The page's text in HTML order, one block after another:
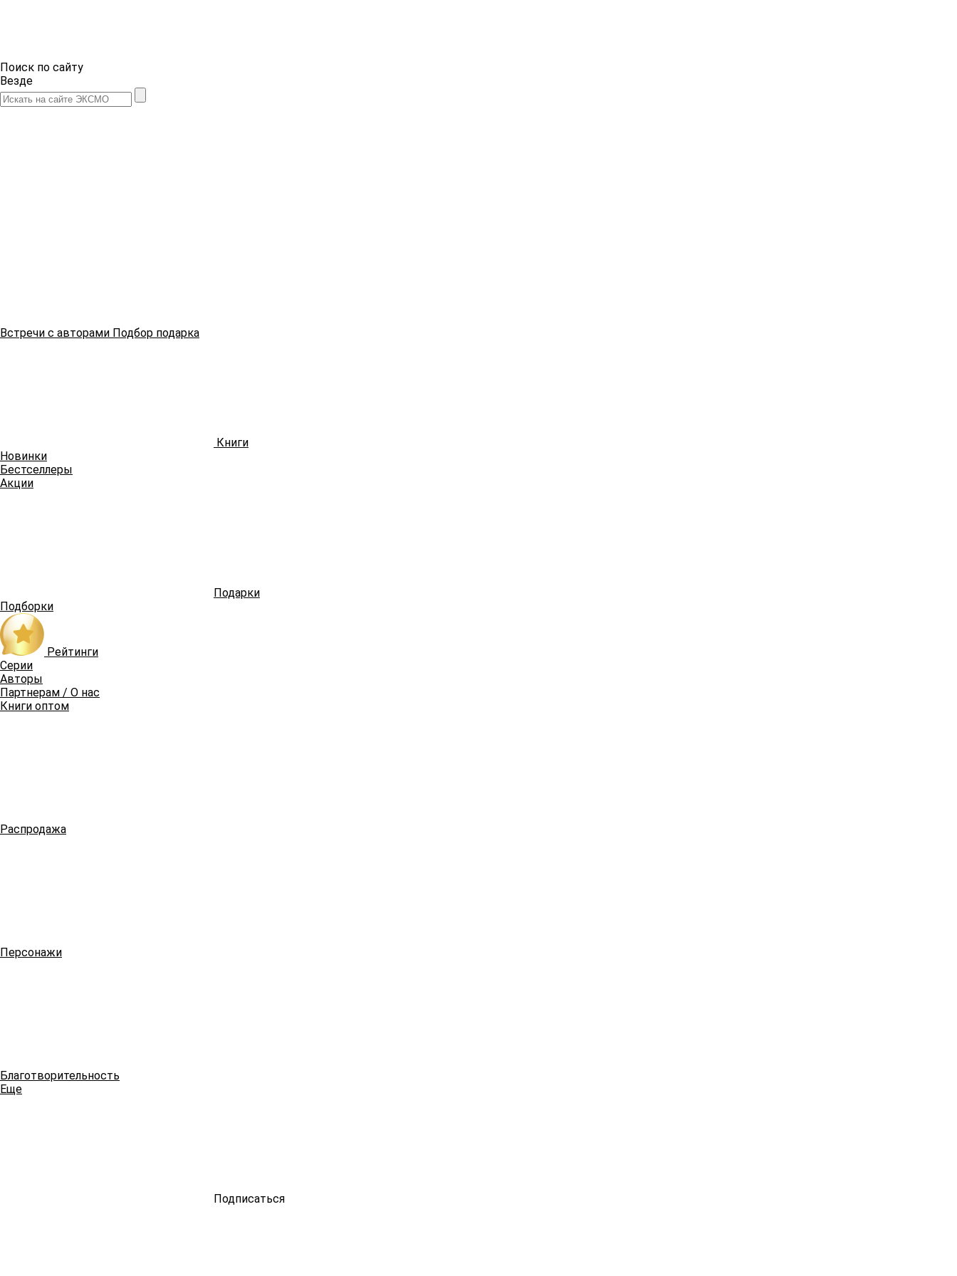
Поиск по сайту
Везде
Встречи с авторами Подбор подарка
Книги
Новинки
Бестселлеры
Акции
Подарки
Подборки
Рейтинги
Серии
Авторы
Партнерам / О нас
Книги оптом
Распродажа
Персонажи
Благотворительность
Еще
Подписаться